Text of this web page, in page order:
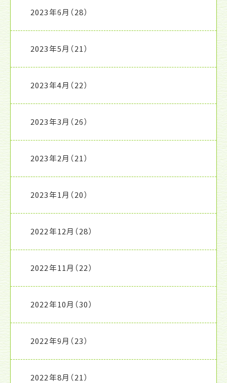
2023年6月 （28）
2023年5月 （21）
2023年4月 （22）
2023年3月 （26）
2023年2月 （21）
2023年1月 （20）
2022年12月 （28）
2022年11月 （22）
2022年10月 （30）
2022年9月 （23）
2022年8月 （21）